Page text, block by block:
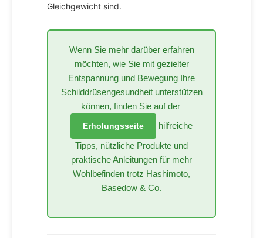
Gleichgewicht sind.
Wenn Sie mehr darüber erfahren
möchten, wie Sie mit gezielter
Entspannung und Bewegung Ihre
Schilddrüsengesundheit unterstützen
können, finden Sie auf der
Erholungsseite hilfreiche
Tipps, nützliche Produkte und
praktische Anleitungen für mehr
Wohlbefinden trotz Hashimoto,
Basedow & Co.